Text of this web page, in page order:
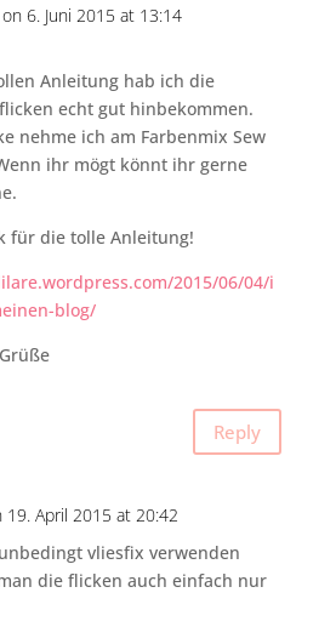
on 6. Juni 2015 at 13:14
Anleitung hab ich die
echt gut hinbekommen.
nehme ich am Farbenmix Sew
ihr mögt könnt ihr gerne
für die tolle Anleitung!
2015/06/04/i
blog/
Reply
19. April 2015 at 20:42
vliesfix verwenden
die flicken auch einfach nur